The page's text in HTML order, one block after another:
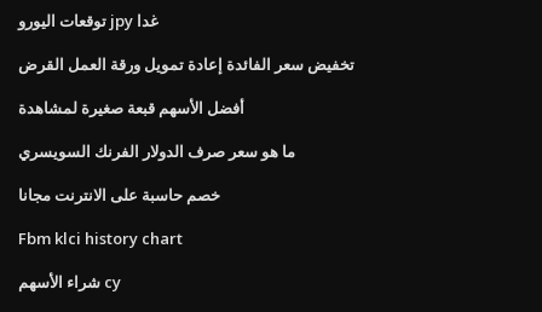
توقعات اليورو jpy غدا
تخفيض سعر الفائدة إعادة تمويل ورقة العمل القرض
أفضل الأسهم قبعة صغيرة لمشاهدة
ما هو سعر صرف الدولار الفرنك السويسري
خصم حاسبة على الانترنت مجانا
Fbm klci history chart
شراء الأسهم cy